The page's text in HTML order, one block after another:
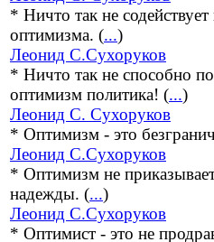
* Ничто так не
оптимизма. (...)
Леонид С.Сухоруков
* Ничто так не способно
оптимизм политика! (...)
Леонид С. Сухоруков
* Оптимизм - это
Леонид С.Сухоруков
* Оптимизм не
надежды. (...)
Леонид С.Сухоруков
* Оптимист - это не